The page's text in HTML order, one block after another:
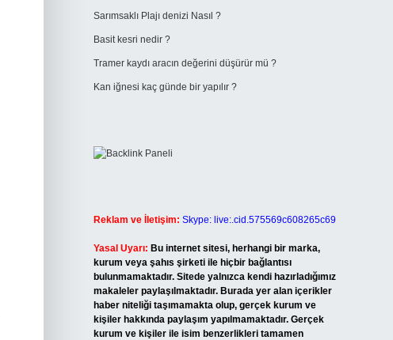
Sarımsaklı Plajı denizi Nasıl ?
Basit kesri nedir ?
Tramer kaydı aracın değerini düşürür mü ?
Kan iğnesi kaç günde bir yapılır ?
Reklam ve İletişim: Skype: live:.cid.575569c608265c69
Yasal Uyarı: Bu internet sitesi, herhangi bir marka,
kurum veya şahıs şirketi ile hiçbir bağlantısı
bulunmamaktadır. Sitede yalnızca kendi hazırladığımız
makaleler paylaşılmaktadır. Burada yer alan içerikler
haber niteliği taşımamakta olup, gerçek kurum ve
kişiler hakkında paylaşım yapılmamaktadır. Gerçek
kurum ve kişiler ile isim benzerlikleri tamamen